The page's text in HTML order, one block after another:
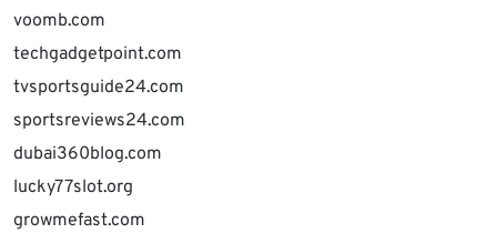
voomb.com
techgadgetpoint.com
tvsportsguide24.com
sportsreviews24.com
dubai360blog.com
lucky77slot.org
growmefast.com